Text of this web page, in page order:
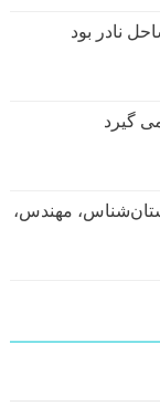
نادر بود
گیرد
مهندس،